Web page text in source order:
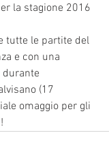
la stagione 2016
tutte le partite del
e con una
durante
(17
omaggio per gli